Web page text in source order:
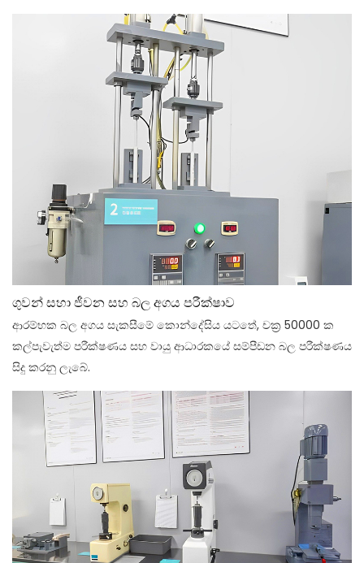
ගුවන් සහා ජීවන සහ බල අගය පරීක්ෂාව
ආරම්භක බල අගය සැකසීමේ කොන්දේසිය යටතේ, චක්‍ර 50000 ක
කල්පැවැත්ම පරීක්ෂණය සහ වායු ආධාරකයේ සම්පීඩන බල පරීක්ෂණය
සිදු කරනු ලැබේ.